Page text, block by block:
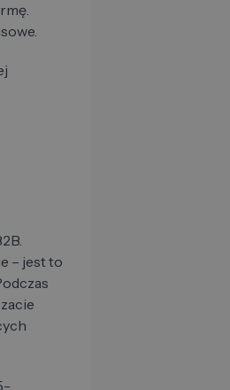
– jest to